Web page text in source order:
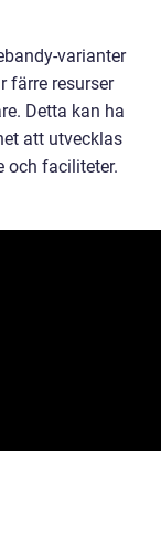
varianter
färre resurser
Detta kan ha
att utvecklas
och faciliteter.